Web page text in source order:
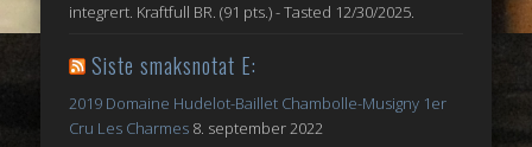
integrert. Kraftfull BR. (91 pts.) - Tasted 12/30/2025.
Siste smaksnotat E:
2019 Domaine Hudelot-Baillet Chambolle-Musigny 1er
Cru Les Charmes 8. september 2022